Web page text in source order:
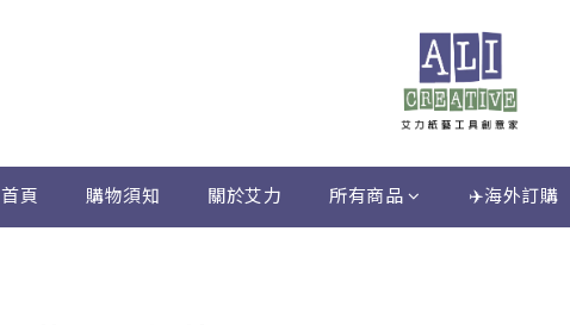
首頁 購物須知 關於艾力 所有商品 ✈️海外訂購